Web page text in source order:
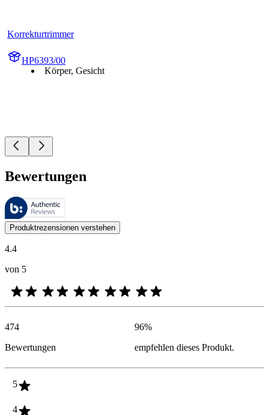
Korrekturtrimmer
HP6393/00
Körper, Gesicht
Bewertungen
Diese Bewertungen werden von Bazaarvoice verwaltet und
Kundenmeinungen in Form von Produkt- und Sternebewertungen
Produktrezensionen verstehen
4.4
von 5
474
Bewertungen
96%
empfehlen dieses Produkt.
5
4